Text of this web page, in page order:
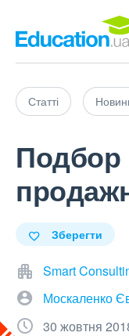
Статті
Подбор
Зберегти
Smart
Москаленко
30 жовтня